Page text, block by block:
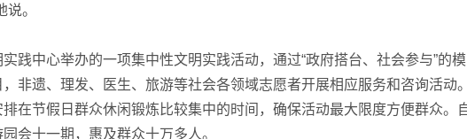
。
中心举办的一项集中性文明实践活动，通过“政府搭台、社会参与”的模
非遗、理发、医生、旅游等社会各领域志愿者开展相应服务和咨询活动
在节假日群众休闲锻炼比较集中的时间，确保活动最大限度方便群众。
会十一期，惠及群众十万多人。